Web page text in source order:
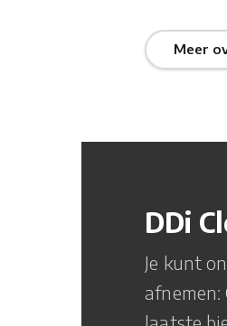
Meer
DDi
Je kunt
afnemen: